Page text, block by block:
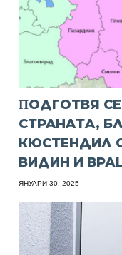
ΠOДГOТВЯ
CТPAНAТA,
КЮСТЕНДИЛ
ВИДИН И
ЯНУАРИ 30, 2025